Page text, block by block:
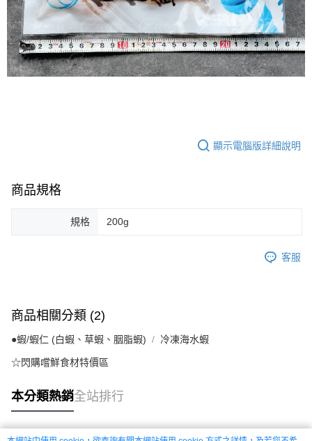
顯示電腦版詳細說明
商品規格
規格 200g
客服
商品相關分類 (2)
●蝦/蝦仁 (白蝦、草蝦、胭脂蝦) 冷凍海水蝦
☆閃購嚐鮮食材特價區
本分類熱銷全站排行